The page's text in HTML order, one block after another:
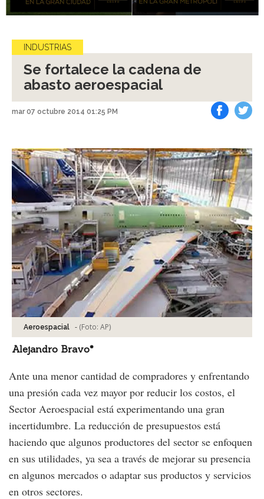
INDUSTRIAS
Se fortalece la cadena de
abasto aeroespacial
mar 07 octubre 2014 01:25 PM
Aeroespacial - (Foto: AP)
Alejandro Bravo*
Ante una menor cantidad de compradores y enfrentando
una presión cada vez mayor por reducir los costos, el
Sector Aeroespacial está experimentando una gran
incertidumbre. La reducción de presupuestos está
haciendo que algunos productores del sector se enfoquen
en sus utilidades, ya sea a través de mejorar su presencia
en algunos mercados o adaptar sus productos y servicios
en otros sectores.